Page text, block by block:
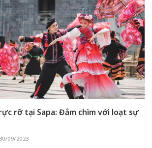
rỡ tại Sapa: Đắm chìm với loạt sự
30/09/2023